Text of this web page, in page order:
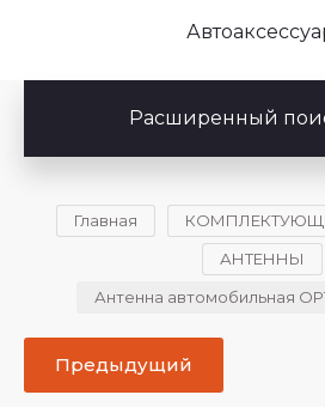
Расширенный
Главная
АНТЕННЫ
Антенна автомобильная
Предыдущий